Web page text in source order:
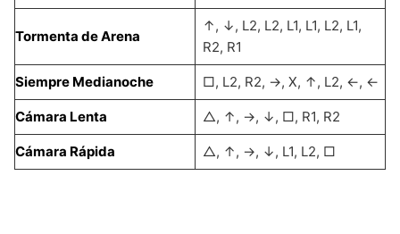
Tormenta de Arena
↑, ↓, L2, L2, L1, L1, L2, L1,
R2, R1
Siempre Medianoche □, L2, R2, →, X, ↑, L2, ←, ←
Cámara Lenta △, ↑, →, ↓, □, R1, R2
Cámara Rápida △, ↑, →, ↓, L1, L2, □